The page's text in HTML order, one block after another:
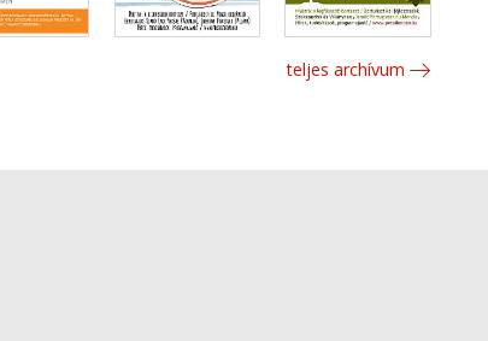
teljes archívum